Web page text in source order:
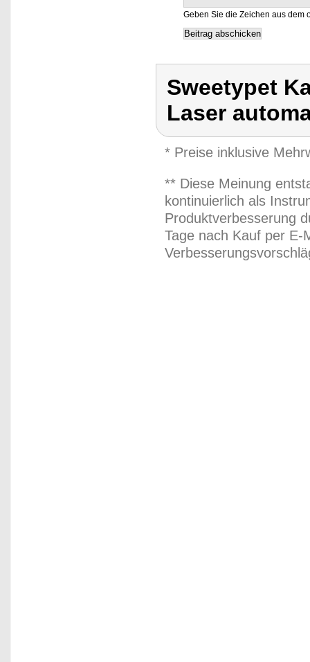
Geben Sie die Zeichen aus dem
Sweetypet
Laser
* Preise inklusive
** Diese Meinung
kontinuierlich als
Produktverbesserung
Tage nach Kauf per E-